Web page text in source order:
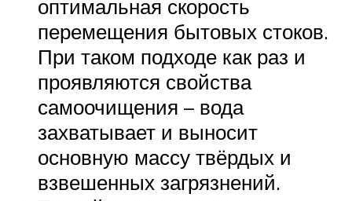
оптимальная скорость
перемещения бытовых стоков.
При таком подходе как раз и
проявляются свойства
самоочищения – вода
захватывает и выносит
основную массу твёрдых и
взвешенных загрязнений.